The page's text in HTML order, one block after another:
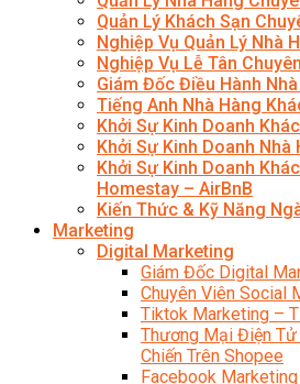
Quản Lý Khách Sạn
Nghiệp Vụ Quản Lý Nhà
Nghiệp Vụ Lễ Tân
Giám Đốc Điều Hành
Tiếng Anh Nhà Hàng
Khởi Sự Kinh Doanh
Khởi Sự Kinh Doanh Nhà
Khởi Sự Kinh Doanh
Homestay – AirBnB
Kiến Thức & Kỹ Năng
Marketing
Digital Marketing
Giám Đốc Digital
Chuyên Viên Social
Tiktok Marketing –
Thương Mại Điện
Chiến Trên Shopee
Facebook Marketing